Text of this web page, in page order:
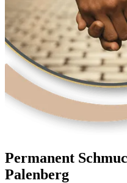
Permanent
Palenberg